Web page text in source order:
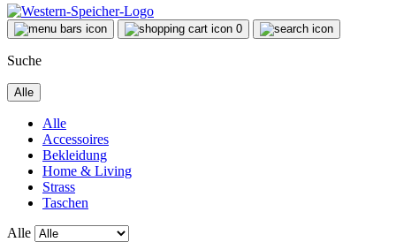
0
Suche
Alle
Alle
Accessoires
Bekleidung
Home & Living
Strass
Taschen
Alle